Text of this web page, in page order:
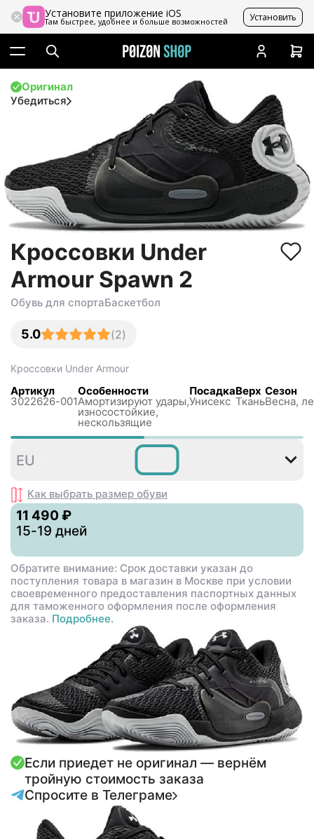
Установите приложение iOS
Там быстрее, удобнее и больше возможностей Установить
Оригинал
Убедиться
Кроссовки Under
Armour Spawn 2
Обувь для спортаБаскетбол
5.0 (2)
Кроссовки Under Armour
Артикул
3022626-001
Особенности
Амортизируют удары,
износостойкие,
нескользящиe
Посадка
Унисекс
Верх
Ткань
Сезон
Весна,
EU
Как выбрать размер обуви
11 490 ₽
15-19 дней
Обратите внимание: Срок доставки указан до
поступления товара в магазин в Москве при условии
своевременного предоставления паспортных данных
для таможенного оформления после оформления
заказа. Подробнее.
Если приедет не оригинал — вернём
тройную стоимость заказа
Спросите в Телеграме